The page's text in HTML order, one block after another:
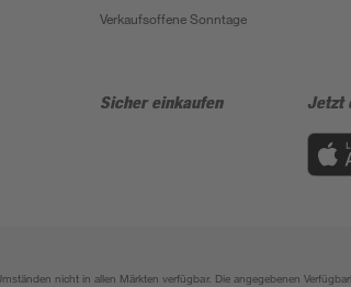
Verkaufsoffene Sonntage
Sicher einkaufen Jetzt
nicht in allen Märkten verfügbar. Die angegebenen